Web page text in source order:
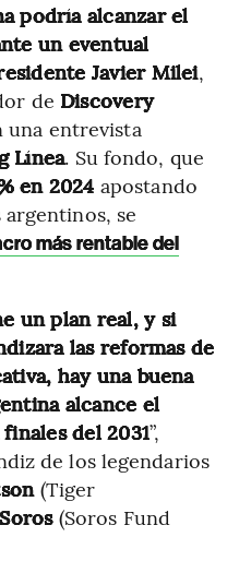
podría alcanzar el
un eventual
Javier Milei,
de Discovery
una entrevista
Línea. Su fondo, que
en 2024 apostando
se
más rentable del
un plan real, y si
las reformas de
hay una buena
alcance el
del 2031”,
de los legendarios
(Tiger
(Soros Fund